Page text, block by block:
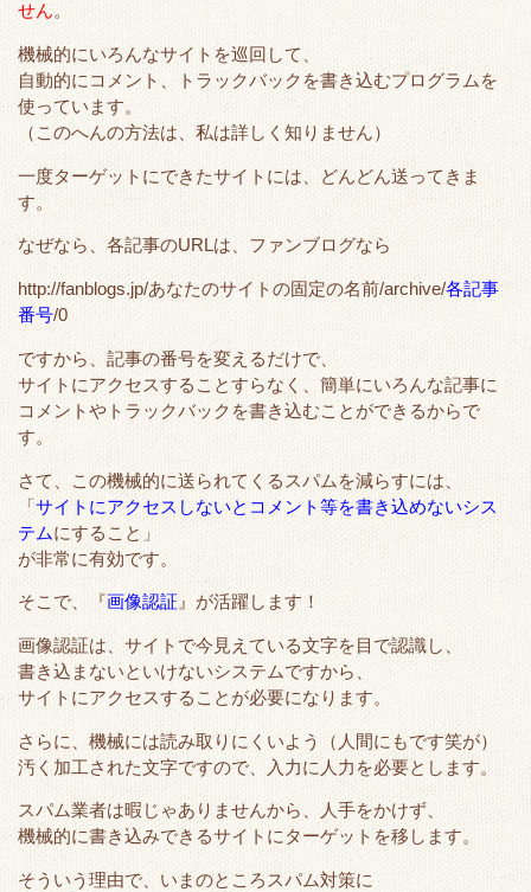
せん。
機械的にいろんなサイトを巡回して、
自動的にコメント、トラックバックを書き込むプログラムを
使っています。
（このへんの方法は、私は詳しく知りません）
一度ターゲットにできたサイトには、どんどん送ってきま
す。
なぜなら、各記事のURLは、ファンブログなら
http://fanblogs.jp/あなたのサイトの固定の名前/archive/各記事
番号/0
ですから、記事の番号を変えるだけで、
サイトにアクセスすることすらなく、簡単にいろんな記事に
コメントやトラックバックを書き込むことができるからで
す。
さて、この機械的に送られてくるスパムを減らすには、
「サイトにアクセスしないとコメント等を書き込めないシス
テムにすること」
が非常に有効です。
そこで、『画像認証』が活躍します！
画像認証は、サイトで今見えている文字を目で認識し、
書き込まないといけないシステムですから、
サイトにアクセスすることが必要になります。
さらに、機械には読み取りにくいよう（人間にもです笑が）
汚く加工された文字ですので、入力に人力を必要とします。
スパム業者は暇じゃありませんから、人手をかけず、
機械的に書き込みできるサイトにターゲットを移します。
そういう理由で、いまのところスパム対策に